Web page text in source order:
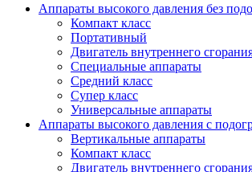
Аппараты высокого давления без
Компакт класс
Портативный
Двигатель внутреннего
Специальные аппараты
Средний класс
Супер класс
Универсальные аппараты
Аппараты высокого давления с
Вертикальные аппараты
Компакт класс
Двигатель внутреннего